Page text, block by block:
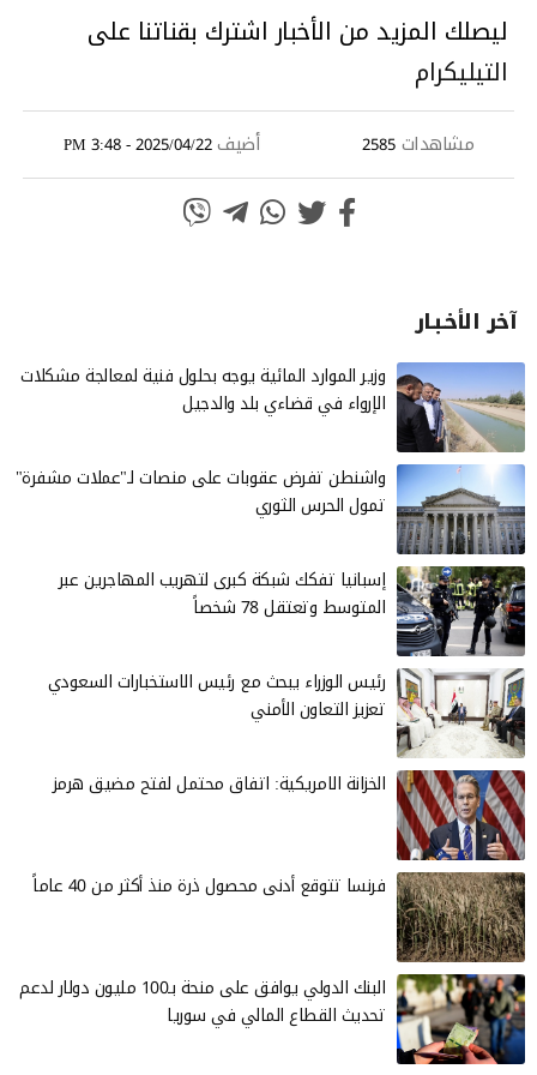
ليصلك المزيد من الأخبار اشترك بقناتنا على
التيليكرام
مشاهدات 2585 أضيف2025/04/22 - 3:48 PM
آخر الأخـبـار
وزير الموارد المائية يوجه بحلول فنية لمعالجة مشكلات
الإرواء في قضاءي بلد والدجيل
واشنطن تفرض عقوبات على منصات لـ"عملات مشفرة"
تمول الحرس الثوري
إسبانيا تفكك شبكة كبرى لتهريب المهاجرين عبر
المتوسط وتعتقل 78 شخصاً
رئيس الوزراء يبحث مع رئيس الاستخبارات السعودي
تعزيز التعاون الأمني
الخزانة الامريكية: اتفاق محتمل لفتح مضيق هرمز
فرنسا تتوقع أدنى محصول ذرة منذ أكثر من 40 عاماً
البنك الدولي يوافق على منحة بـ100 مليون دولار لدعم
تحديث القطاع المالي في سوريا